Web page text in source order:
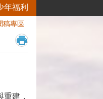
年福利
稿專區
建，